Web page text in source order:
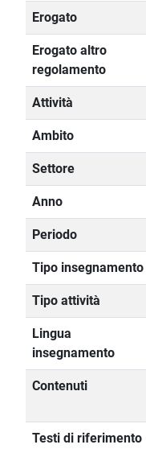
Erogato
Erogato altro
regolamento
Attività
Ambito
Settore
Anno
Periodo
Tipo insegnamento
Tipo attività
Lingua
insegnamento
Contenuti
Testi di riferimento